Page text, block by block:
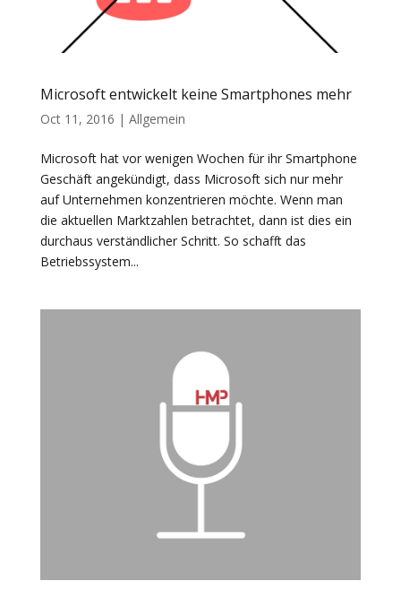
Microsoft entwickelt keine Smartphones mehr
Oct 11, 2016 | Allgemein
Microsoft hat vor wenigen Wochen für ihr Smartphone
Geschäft angekündigt, dass Microsoft sich nur mehr
auf Unternehmen konzentrieren möchte. Wenn man
die aktuellen Marktzahlen betrachtet, dann ist dies ein
durchaus verständlicher Schritt. So schafft das
Betriebssystem...